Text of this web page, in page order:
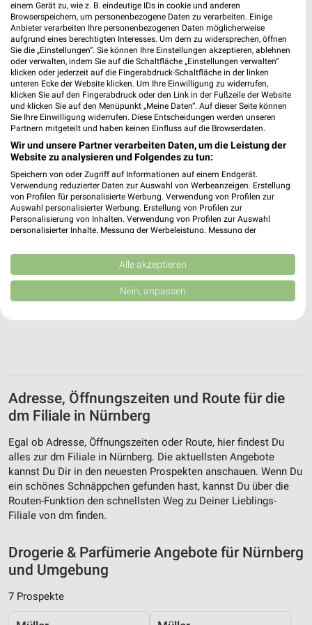
3,68 km
dm Nürnberg
Konstanzenstraße 90
90439 Nürnberg
Heute 08:00 - 20:00 Uhr | Geschlossen
4,12 km
Adresse, Öffnungszeiten und Route für die
dm Filiale in Nürnberg
Egal ob Adresse, Öffnungszeiten oder Route, hier findest Du
alles zur dm Filiale in Nürnberg. Die aktuellsten Angebote
kannst Du Dir in den neuesten Prospekten anschauen. Wenn Du
ein schönes Schnäppchen gefunden hast, kannst Du über die
Routen-Funktion den schnellsten Weg zu Deiner Lieblings-
Filiale von dm finden.
Drogerie & Parfümerie Angebote für Nürnberg
und Umgebung
7 Prospekte
einem Gerät zu, wie z. B. eindeutige IDs in cookie und anderen
Browserspeichern, um personenbezogene Daten zu verarbeiten. Einige
Anbieter verarbeiten Ihre personenbezogenen Daten möglicherweise
aufgrund eines berechtigten Interesses. Um dem zu widersprechen, öffnen
Sie die „Einstellungen“. Sie können Ihre Einstellungen akzeptieren, ablehnen
oder verwalten, indem Sie auf die Schaltfläche „Einstellungen verwalten“
klicken oder jederzeit auf die Fingerabdruck-Schaltfläche in der linken
unteren Ecke der Website klicken. Um Ihre Einwilligung zu widerrufen,
klicken Sie auf den Fingerabdruck oder den Link in der Fußzeile der Website
und klicken Sie auf den Menüpunkt „Meine Daten“. Auf dieser Seite können
Sie Ihre Einwilligung widerrufen. Diese Entscheidungen werden unseren
Partnern mitgeteilt und haben keinen Einfluss auf die Browserdaten.
Wir und unsere Partner verarbeiten Daten, um die Leistung der
Website zu analysieren und Folgendes zu tun:
Speichern von oder Zugriff auf Informationen auf einem Endgerät.
Verwendung reduzierter Daten zur Auswahl von Werbeanzeigen. Erstellung
von Profilen für personalisierte Werbung. Verwendung von Profilen zur
Auswahl personalisierter Werbung. Erstellung von Profilen zur
Personalisierung von Inhalten. Verwendung von Profilen zur Auswahl
personalisierter Inhalte. Messung der Werbeleistung. Messung der
Kombinationen von Daten aus verschiedenen Quellen. Entwicklung und
Verbesserung der Angebote. Verwendung reduzierter Daten zur Auswahl
von Inhalten.
Daten können außerhalb der Europäischen Union weitergegeben und in die
Website/App.
Speichern von oder Zugriff auf Informationen
auf einem Endgerät
Verwendung reduzierter Daten zur Auswahl von
Werbeanzeigen
Erstellung von Profilen für personalisierte
Werbung
Verwendung von Profilen zur Auswahl
Erstellung von Profilen zur Personalisierung
von Inhalten
Verwendung von Profilen zur Auswahl
Alle akzeptieren
Nein, anpassen